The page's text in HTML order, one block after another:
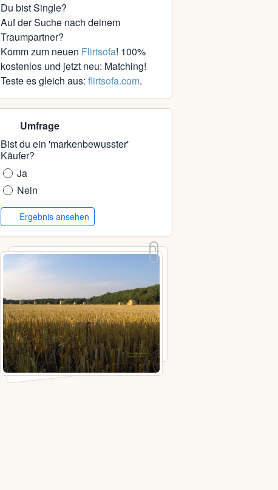
Du bist Single?
Auf der Suche nach deinem
Traumpartner?
Komm zum neuen Flirtsofa! 100%
kostenlos und jetzt neu: Matching!
Teste es gleich aus: flirtsofa.com.
Umfrage
Bist du ein 'markenbewusster'
Käufer?
Ja
Nein
Ergebnis ansehen